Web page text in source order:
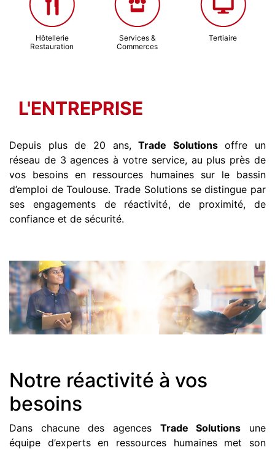
Hôtellerie
Restauration
Services &
Commerces
Tertiaire
L'ENTREPRISE
Depuis plus de 20 ans,Trade Solutionsoffre un
réseau de 3 agences à votre service, au plus près de
vos besoins en ressources humaines sur le bassin
d’emploi de Toulouse. Trade Solutions se distingue par
ses engagements de réactivité, de proximité, de
confiance et de sécurité.
Notre réactivité à vos
besoins
Dans chacune des agences Trade Solutions une
équipe d’experts en ressources humaines met son